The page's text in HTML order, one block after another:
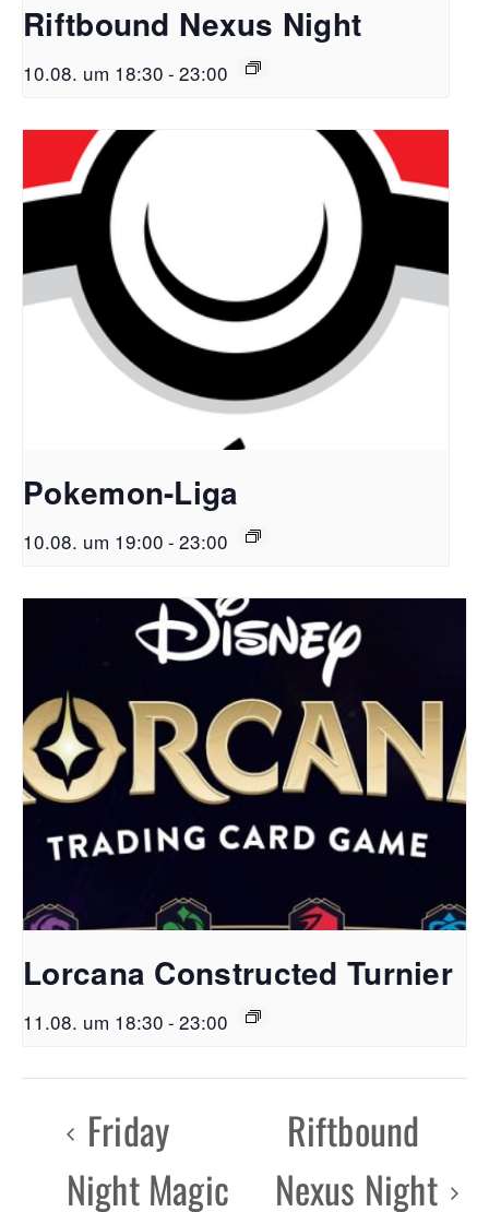
Riftbound Nexus Night
10.08. um 18:30 - 23:00
Pokemon-Liga
10.08. um 19:00 - 23:00
Lorcana Constructed Turnier
11.08. um 18:30 - 23:00
Friday
Night Magic
Riftbound
Nexus Night